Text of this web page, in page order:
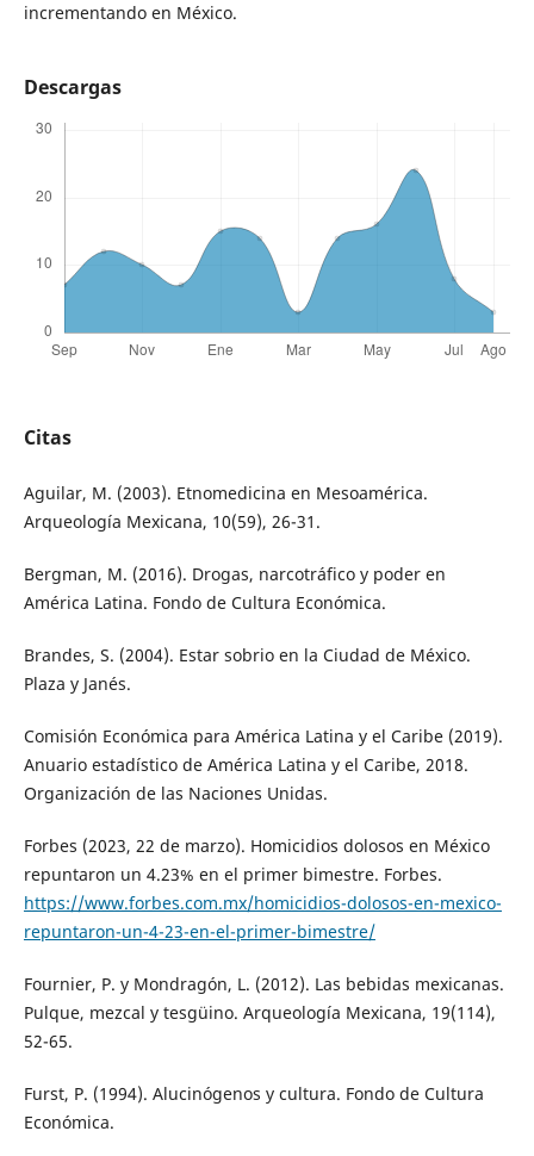
incrementando en México.
Descargas
Citas
Aguilar, M. (2003). Etnomedicina en Mesoamérica.
Arqueología Mexicana, 10(59), 26-31.
Bergman, M. (2016). Drogas, narcotráfico y poder en
América Latina. Fondo de Cultura Económica.
Brandes, S. (2004). Estar sobrio en la Ciudad de México.
Plaza y Janés.
Comisión Económica para América Latina y el Caribe (2019).
Anuario estadístico de América Latina y el Caribe, 2018.
Organización de las Naciones Unidas.
Forbes (2023, 22 de marzo). Homicidios dolosos en México
repuntaron un 4.23% en el primer bimestre. Forbes.
https://www.forbes.com.mx/homicidios-dolosos-en-mexico-
repuntaron-un-4-23-en-el-primer-bimestre/
Fournier, P. y Mondragón, L. (2012). Las bebidas mexicanas.
Pulque, mezcal y tesgüino. Arqueología Mexicana, 19(114),
52-65.
Furst, P. (1994). Alucinógenos y cultura. Fondo de Cultura
Económica.